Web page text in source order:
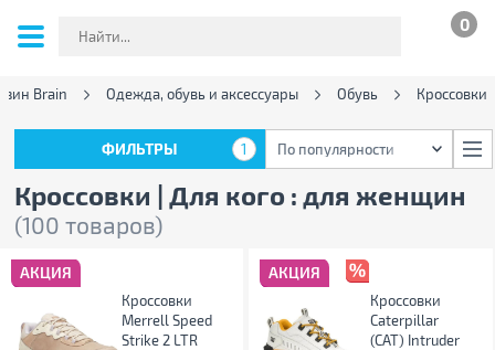
0
Brain Одежда, обувь и аксессуары Обувь Кроссовки
Кроссовки | Для кого : для женщин
(100 товаров)
ФИЛЬТРЫ 1 По популярности
АКЦИЯ
Кроссовки
Merrell Speed
Strike 2 LTR
АКЦИЯ
Кроссовки
Caterpillar
(CAT) Intruder
ФИЛЬТРЫ 1 По популярности